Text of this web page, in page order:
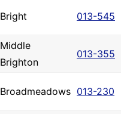
Bright 013-545
Middle
Brighton
013-355
Broadmeadows 013-230